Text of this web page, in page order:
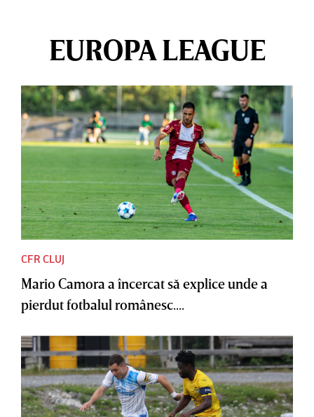
EUROPA LEAGUE
CFR CLUJ
Mario Camora a încercat să explice unde a
pierdut fotbalul românesc....